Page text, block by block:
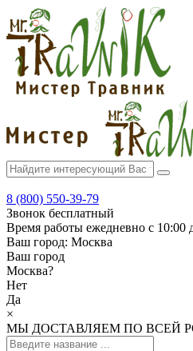
8 (800) 550-39-79
Звонок бесплатный
Время работы ежедневно с 10:00
Ваш город: Москва
Ваш город
Москва?
Нет
Да
×
МЫ ДОСТАВЛЯЕМ ПО ВСЕЙ